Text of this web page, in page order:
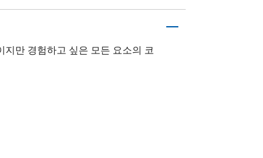
만 경험하고 싶은 모든 요소의 코